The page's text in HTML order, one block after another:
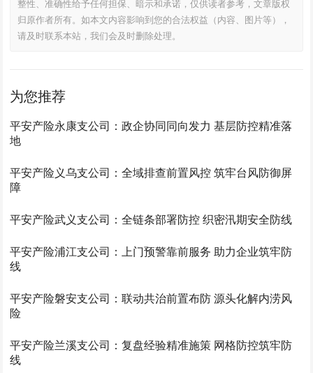
整性、准确性给予任何担保、暗示和承诺，仅供读者参考，文章版权
归原作者所有。如本文内容影响到您的合法权益（内容、图片等），
请及时联系本站，我们会及时删除处理。
为您推荐
平安产险永康支公司：政企协同同向发力 基层防控精准落
地
平安产险义乌支公司：全域排查前置风控 筑牢台风防御屏
障
平安产险武义支公司：全链条部署防控 织密汛期安全防线
平安产险浦江支公司：上门预警靠前服务 助力企业筑牢防
线
平安产险磐安支公司：联动共治前置布防 源头化解内涝风
险
平安产险兰溪支公司：复盘经验精准施策 网格防控筑牢防
线